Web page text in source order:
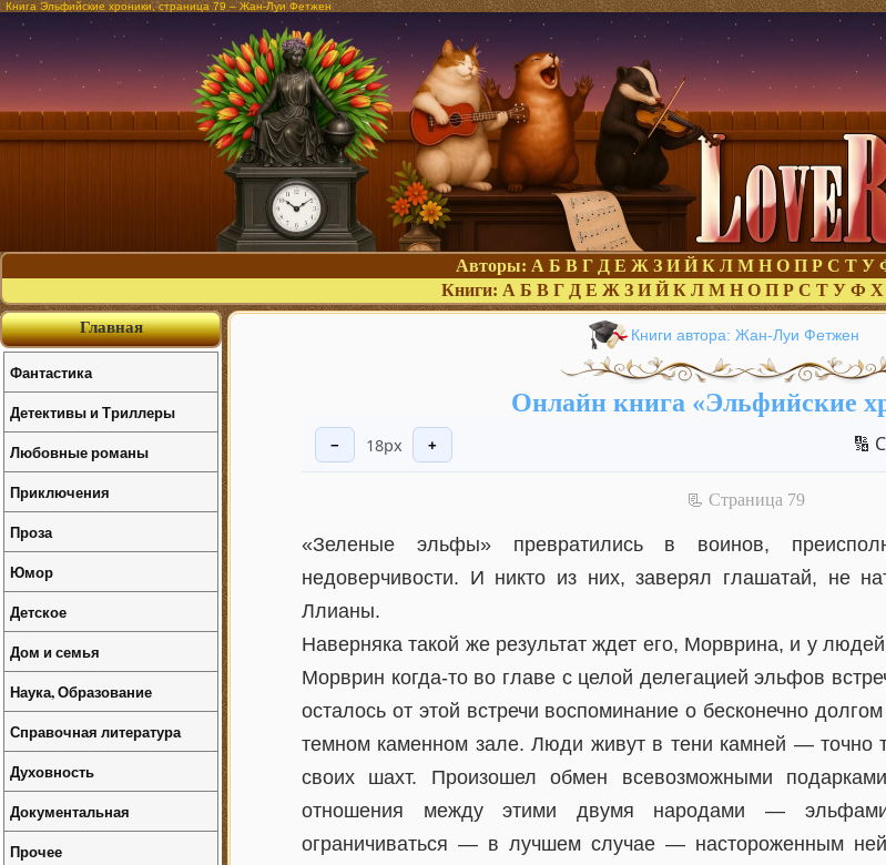
Книга Эльфийские хроники, страница 79 – Жан-Луи Фетжен
Авторы: А Б В Г Д Е Ж З И Й К Л М Н О П Р С Т У
Книги: А Б В Г Д Е Ж З И Й К Л М Н О П Р С Т У Ф Х
Книги автора: Жан-Луи Фетжен
Онлайн книга «Эльфийские
− 18px + 🔢
📃 Cтраница 79
«Зеленые эльфы» превратились в воинов,
недоверчивости. И никто из них, заверял глашатай, не
Ллианы.
Наверняка такой же результат ждет его, Морврина, и у
Морврин когда-то во главе с целой делегацией эльфов
осталось от этой встречи воспоминание о бесконечно
темном каменном зале. Люди живут в тени камней — точно
своих шахт. Произошел обмен всевозможными
отношения между этими двумя народами —
ограничиваться — в лучшем случае — настороженным
Главная
Фантастика
Детективы и Триллеры
Любовные романы
Приключения
Проза
Юмор
Детское
Дом и семья
Наука, Образование
Справочная литература
Духовность
Документальная
Прочее